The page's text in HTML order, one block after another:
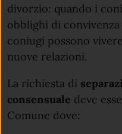
divorzio: quando i
obblighi di
coniugi possono
nuove relazioni.
La richiesta di
consensuale deve
Comune dove: